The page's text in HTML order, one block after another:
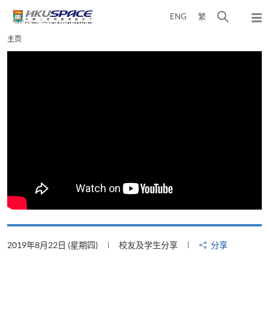
content
ENG 繁
弹
Main
content
主页
2019年8月22日 (星期四) 校友及学生分享 分享